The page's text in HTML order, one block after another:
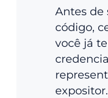
Antes de
código,
você já